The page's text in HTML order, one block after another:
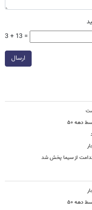
3 + 13 =
ارسال
دهه ۵۰
ندامت از سیما پخش شد
دهه ۵۰